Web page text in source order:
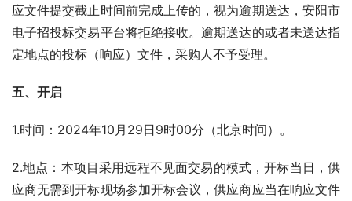
应文件提交截止时间前完成上传的，视为逾期送达，安阳市
电子招投标交易平台将拒绝接收。逾期送达的或者未送达指
定地点的投标（响应）文件，采购人不予受理。
五、开启
1.时间：2024年10月29日9时00分（北京时间）。
2.地点：本项目采用远程不见面交易的模式，开标当日，供
应商无需到开标现场参加开标会议，供应商应当在响应文件